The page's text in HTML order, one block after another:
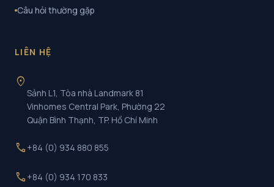
Câu hỏi thường gặp
LIÊN HỆ
location_on
Sảnh L1, Tòa nhà Landmark 81
Vinhomes Central Park, Phường 22
Quận Bình Thạnh, TP. Hồ Chí Minh
call +84 (0) 934 880 855
call +84 (0) 934 170 833